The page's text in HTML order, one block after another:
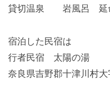
貸切温泉 岩風呂 延
宿泊した民宿は
行者民宿 太陽の湯
奈良県吉野郡十津川村